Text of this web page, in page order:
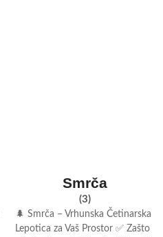
Smrča
(3)
🌲 Smrča – Vrhunska Četinarska
Lepotica za Vaš Prostor ✅ Zašto